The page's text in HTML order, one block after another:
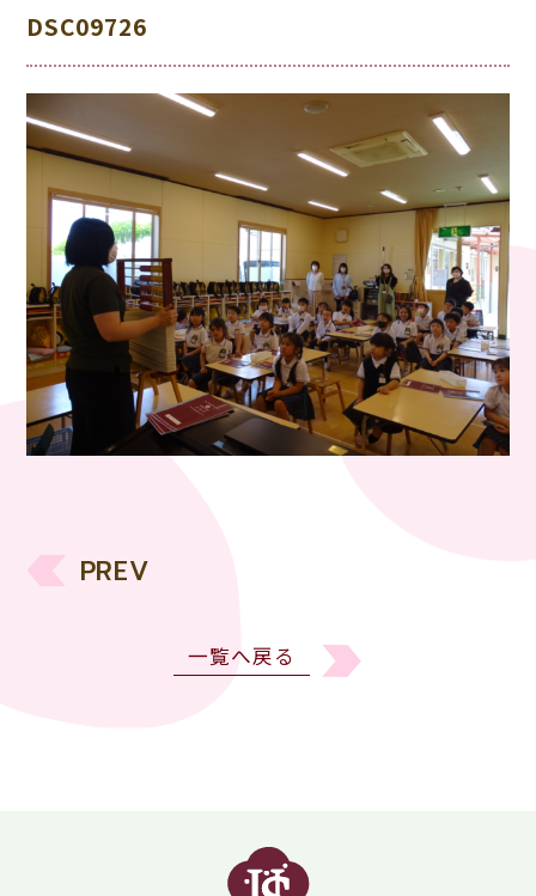
DSC09726
PREV
一覧へ戻る